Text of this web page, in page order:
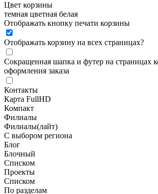
Цвет корзины
темная цветная белая
Отображать кнопку печати корзины
Отображать корзину на всех страницах?
Сокращенная шапка и футер на страницах
оформления заказа
Контакты
Карта FullHD
Компакт
Филиалы
Филиалы(лайт)
С выбором региона
Блог
Блочный
Списком
Проекты
Списком
По разделам